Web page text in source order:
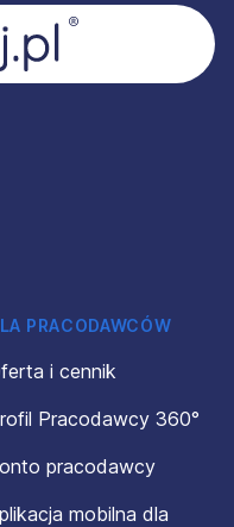
PRACODAWCÓW
i cennik
Pracodawcy 360°
pracodawcy
mobilna dla